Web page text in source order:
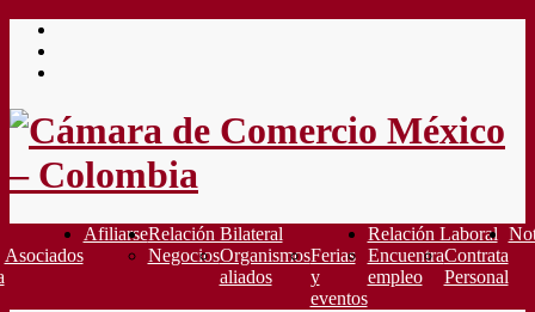
Saltar
contenido
Asociados
AfiliarseRelación Bilateral
NegociosOrganismos
aliados
Ferias
y
eventos
Relación Laboral
Encuentra
empleo
Contrata
Personal